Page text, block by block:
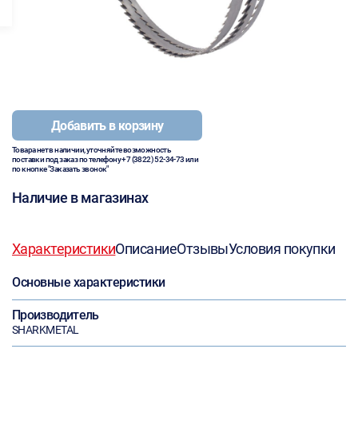
Добавить в корзину
Товара нет в наличии, уточняйте возможность
поставки под заказ по телефону+7 (3822) 52-34-73или
по кнопке "Заказать звонок"
Наличие в магазинах
ХарактеристикиОписаниеОтзывыУсловия покупки
Основные характеристики
Производитель
SHARKMETAL